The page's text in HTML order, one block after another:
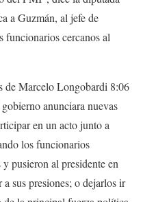
a Guzmán, al jefe de
funcionarios cercanos al
de Marcelo Longobardi 8:06
anunciara nuevas
en un acto junto a
los funcionarios
pusieron al presidente en
sus presiones; o dejarlos ir